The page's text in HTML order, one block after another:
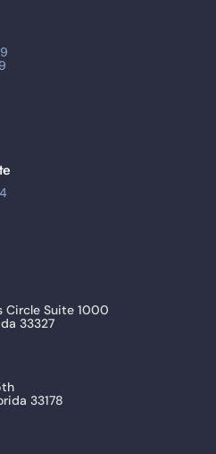
Circle Suite 1000
33327
33178